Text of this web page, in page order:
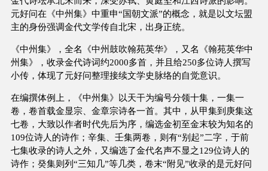
元好问在《中州集》中重申“国朝文派”的概念，就是以文坛盟
主的身份强调金代文学传自北宋，出身正统。
《中州集》，全名《中州鼓吹翰苑英华》，又名《翰苑英华中
州集》，收录金代诗词约2000多首，并且给250多位诗人撰写
小传，体现了元好问整理接续文学史脉络的自觉意识。
在编撰体例上，《中州集》以天干为编号分领十集，一集一
卷，卷首载金显宗、金章宗诗各一首。其中，从甲集到庚集这
七卷，大致以作者时代先后为序，编选金初至金末较为知名的
109位诗人的诗作；辛集、壬集两卷，则有“别起”二字，于前
七集收录的诗人之外，又编选了金代名声不显之129位诗人的
诗作；癸集则列“三知几”等几类，卷末“附见”收录的是元好问